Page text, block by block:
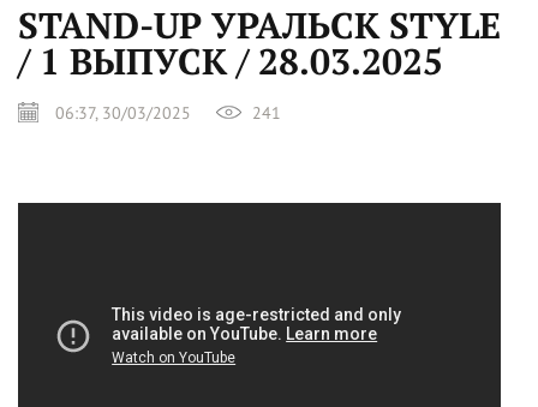
STAND-UP УРАЛЬСК STYLE
/ 1 ВЫПУСК / 28.03.2025
06:37, 30/03/2025 241